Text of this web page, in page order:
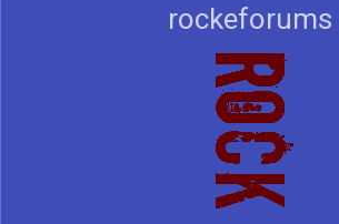
rockeforums